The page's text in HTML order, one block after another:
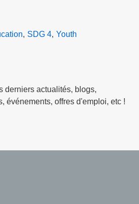
SDG 4 Youth
derniers actualités, blogs,
événements, offres d'emploi, etc !